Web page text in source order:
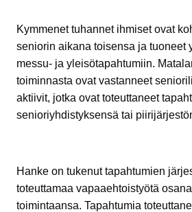
Kymmenet tuhannet ihmiset ovat
seniorin aikana toisensa ja tuoneet
messu- ja yleisötapahtumiin.
toiminnasta ovat vastanneet
aktiivit, jotka ovat toteuttaneet
senioriyhdistyksensä tai
Hanke on tukenut tapahtumien
toteuttamaa vapaaehtoistyötä
toimintaansa. Tapahtumia